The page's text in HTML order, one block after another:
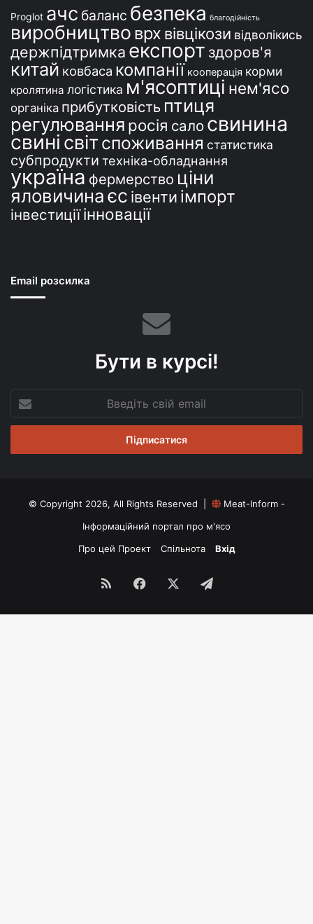
Proglot ачс баланс безпека благодійність
виробництво врх вівцікози відволікись
держпідтримка експорт здоров'я
китай ковбаса компанії кооперація корми
кролятина логістика м'ясоптиці нем'ясо
органіка прибутковість птиця
регулювання росія сало свинина
свині світспоживання статистика
субпродукти техніка-обладнання
україна фермерство ціни
яловичинаєс івенти імпорт
інвестиції інновації
Email розсилка
Бути в курсі!
свій
email
© Copyright 2026, All Rights Reserved |
Meat-Inform -
Інформаційний портал про м'ясо
Про цей Проект
Спільнота Вхід
RSS Facebook